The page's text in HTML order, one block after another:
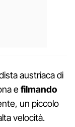
austriaca di
efilmando
un piccolo
velocità.